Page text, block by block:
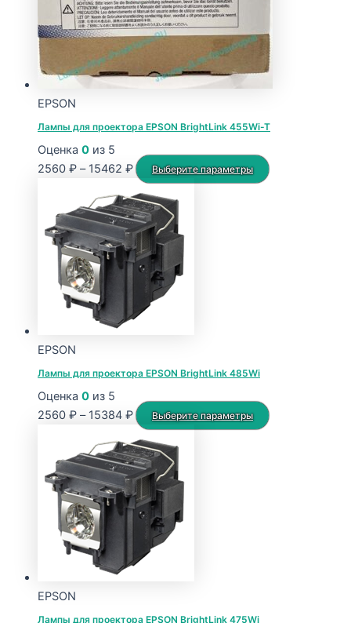
EPSON
Лампы для проектора EPSON BrightLink 455Wi-T
Оценка 0 из 5
2560 ₽ – 15462 ₽Диапазон
цен:
2560 ₽
–
15462 ₽
Выберите параметры
Этот
EPSON
Лампы для проектора EPSON BrightLink 485Wi
Оценка 0 из 5
2560 ₽ – 15384 ₽Диапазон
цен:
2560 ₽
–
15384 ₽
Выберите параметры
Этот
EPSON
Лампы для проектора EPSON BrightLink 475Wi